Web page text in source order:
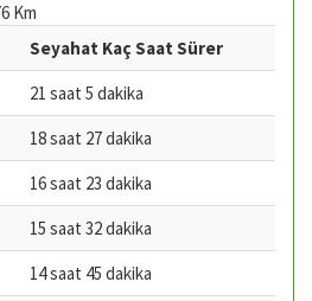
Km
Seyahat Kaç Saat Sürer
21 saat 5 dakika
18 saat 27 dakika
16 saat 23 dakika
15 saat 32 dakika
14 saat 45 dakika